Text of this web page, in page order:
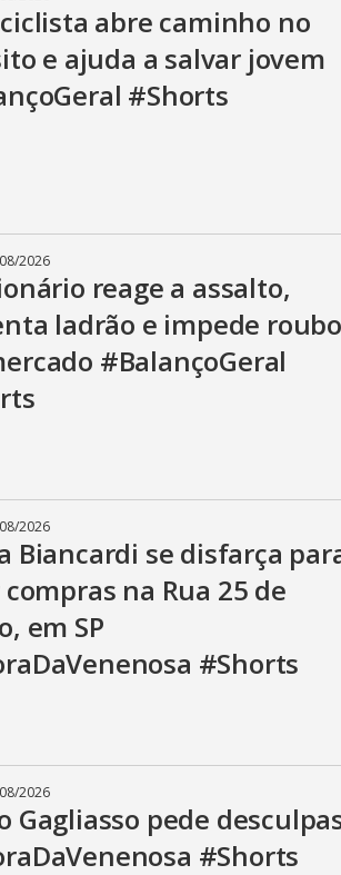
abre caminho no
e ajuda a salvar jovem
#Shorts
2026
reage a assalto,
ladrão e impede roubo
#BalançoGeral
2026
Biancardi se disfarça
na Rua 25 de
em SP
#Shorts
2026
Gagliasso pede
#Shorts